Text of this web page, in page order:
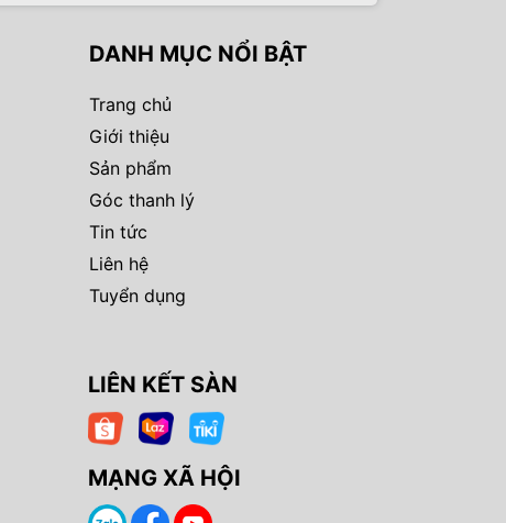
DANH MỤC NỔI BẬT
Trang chủ
Giới thiệu
Sản phẩm
Góc thanh lý
Tin tức
Liên hệ
Tuyển dụng
LIÊN KẾT SÀN
MẠNG XÃ HỘI